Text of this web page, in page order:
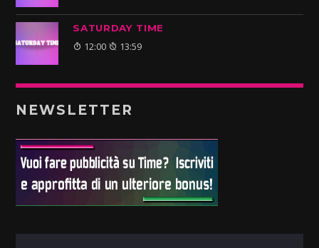
SATURDAY TIME
12:00 13:59
NEWSLETTER